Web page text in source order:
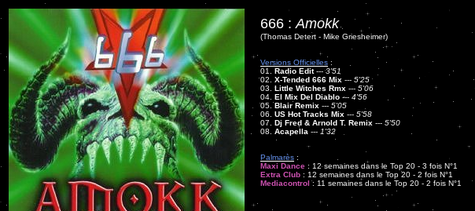
666 :Amokk
(Thomas Detert - Mike Griesheimer)
Versions Officielles :
01. Radio Edit---3'51
02. X-Tended 666 Mix --- 5'25
03.Little Witches Rmx --- 5'06
04. El Mix Del Diablo --- 4'56
05.Blair Remix --- 5'05
06. US Hot Tracks Mix --- 5'58
07. Dj Fred & Arnold T. Remix --- 5'50
08. Acapella --- 1'32
Palmarès :
Maxi Dance : 12 semaines dans le Top 20 - 3 fois N°1
Extra Club : 12 semaines dans le Top 20 - 2 fois N°1
Mediacontrol : 11 semaines dans le Top 20 - 2 fois N°1